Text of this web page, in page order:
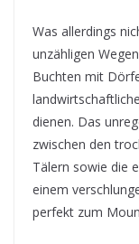
Was allerdings
unzähligen
Buchten mit
dienen. Das
zwischen den
Tälern sowie die
einem
perfekt zum